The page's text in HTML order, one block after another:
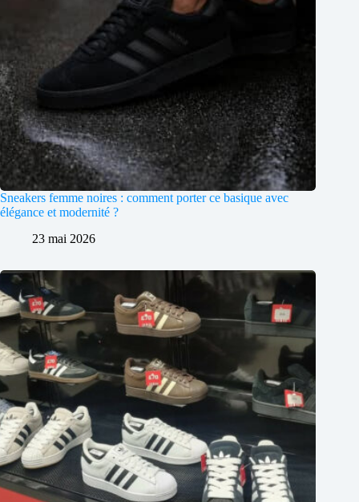
Sneakers femme noires : comment porter ce basique avec
élégance et modernité ?
23 mai 2026